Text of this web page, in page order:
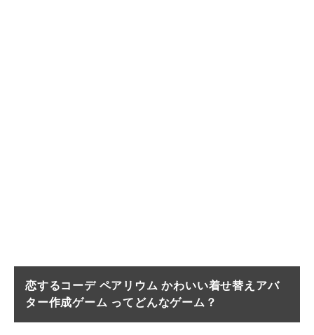
恋するコーデ ペアリウム かわいい着せ替えアバ
ター作成ゲーム ってどんなゲーム？